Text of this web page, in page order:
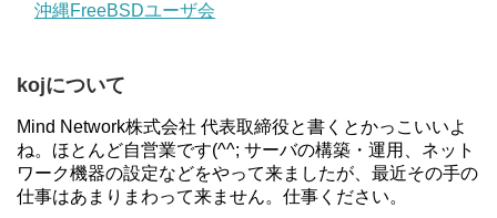
沖縄FreeBSDユーザ会
kojについて
Mind Network株式会社 代表取締役と書くとかっこいいよ
ね。ほとんど自営業です(^^; サーバの構築・運用、ネット
ワーク機器の設定などをやって来ましたが、最近その手の
仕事はあまりまわって来ません。仕事ください。